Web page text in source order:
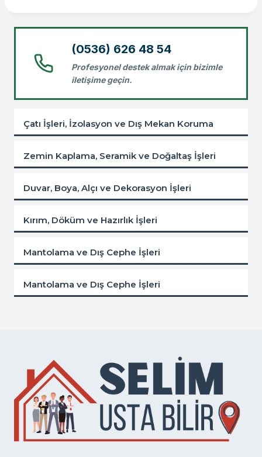
(0536) 626 48 54
Profesyonel destek almak için bizimle
iletişime geçin.
Çatı İşleri, İzolasyon ve Dış Mekan Koruma
Zemin Kaplama, Seramik ve Doğaltaş İşleri
Duvar, Boya, Alçı ve Dekorasyon İşleri
Kırım, Döküm ve Hazırlık İşleri
Mantolama ve Dış Cephe İşleri
Mantolama ve Dış Cephe İşleri